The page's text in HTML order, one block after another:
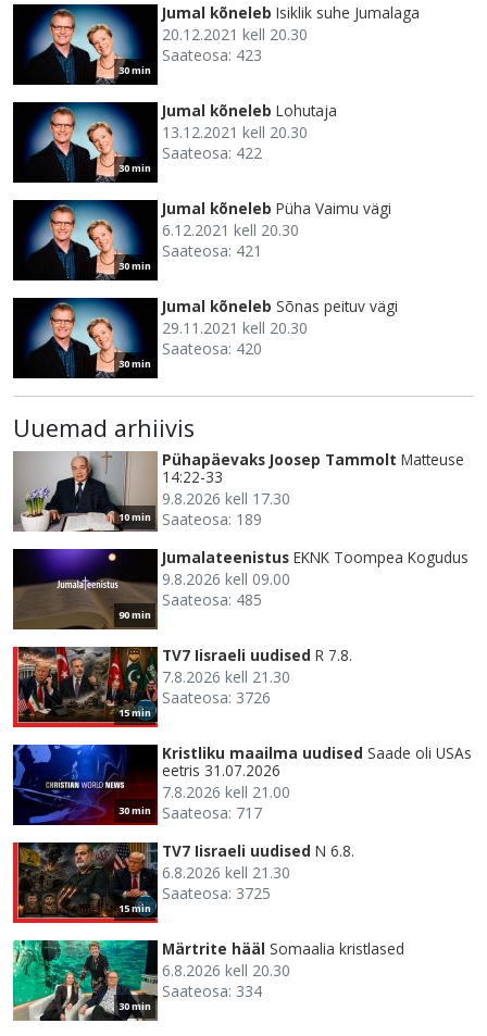
30 min
Jumal kõneleb Isiklik suhe Jumalaga
20.12.2021 kell 20.30
Saateosa: 423
30 min
Jumal kõneleb Lohutaja
13.12.2021 kell 20.30
Saateosa: 422
30 min
Jumal kõneleb Püha Vaimu vägi
6.12.2021 kell 20.30
Saateosa: 421
30 min
Jumal kõneleb Sõnas peituv vägi
29.11.2021 kell 20.30
Saateosa: 420
Uuemad arhiivis
10 min
Pühapäevaks Joosep Tammolt Matteuse
14:22-33
9.8.2026 kell 17.30
Saateosa: 189
90 min
Jumalateenistus EKNK Toompea Kogudus
9.8.2026 kell 09.00
Saateosa: 485
15 min
TV7 Iisraeli uudised R 7.8.
7.8.2026 kell 21.30
Saateosa: 3726
30 min
Kristliku maailma uudised Saade oli USAs
eetris 31.07.2026
7.8.2026 kell 21.00
Saateosa: 717
15 min
TV7 Iisraeli uudised N 6.8.
6.8.2026 kell 21.30
Saateosa: 3725
30 min
Märtrite hääl Somaalia kristlased
6.8.2026 kell 20.30
Saateosa: 334